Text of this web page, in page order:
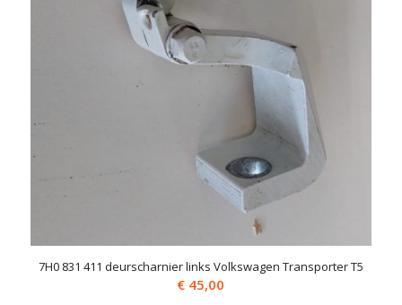
7H0 831 411 deurscharnier links Volkswagen Transporter T5
€ 45,00